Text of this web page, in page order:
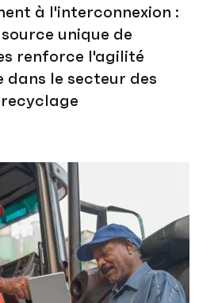
à l'interconnexion :
unique de
renforce l'agilité
le secteur des